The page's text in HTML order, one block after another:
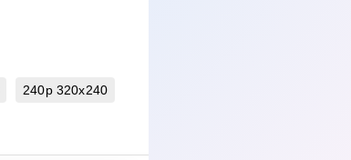
240p 320x240